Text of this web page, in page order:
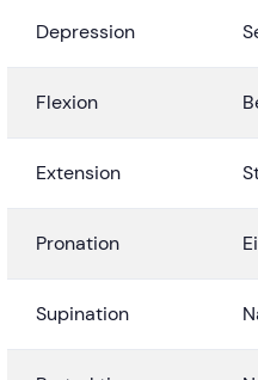
Depression
Flexion
Extension
Pronation
Supination